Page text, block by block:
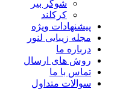
شوگر بير
کرکلند
پیشنهادات ویژه
مجله زیبایی لنور
درباره ما
روش های ارسال
تماس با ما
سوالات متداول